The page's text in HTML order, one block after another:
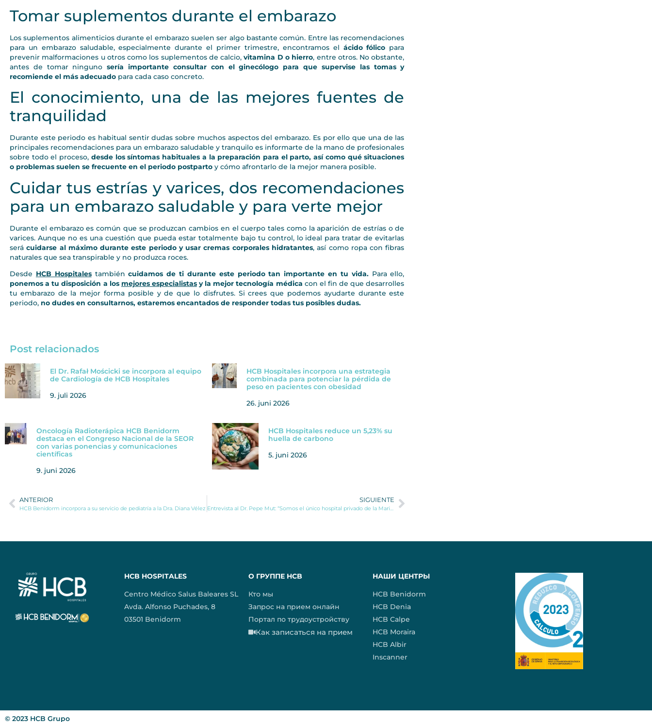
Tomar suplementos durante el embarazo
Los suplementos alimenticios durante el embarazo suelen ser algo bastante común. Entre las recomendaciones
para un embarazo saludable, especialmente durante el primer trimestre, encontramos el ácido fólico para
prevenir malformaciones u otros como los suplementos de calcio,vitamina D o hierro, entre otros. No obstante,
antes de tomar ningunosería importante consultar con el ginecólogo para que supervise las tomas y
recomiende el más adecuado para cada caso concreto.
El conocimiento, una de las mejores fuentes de
tranquilidad
Durante este periodo es habitual sentir dudas sobre muchos aspectos del embarazo. Es por ello que una de las
principales recomendaciones para un embarazo saludable y tranquilo es informarte de la mano de profesionales
sobre todo el proceso, desde los síntomas habituales a la preparación para el parto, así como qué situaciones
o problemas suelen se frecuente en el periodo postparto y cómo afrontarlo de la mejor manera posible.
Cuidar tus estrías y varices, dos recomendaciones
para un embarazo saludable y para verte mejor
Durante el embarazo es común que se produzcan cambios en el cuerpo tales como la aparición de estrías o de
varices. Aunque no es una cuestión que pueda estar totalmente bajo tu control, lo ideal para tratar de evitarlas
serácuidarse al máximo durante este periodo y usar cremas corporales hidratantes, así como ropa con fibras
naturales que sea transpirable y no produzca roces.
Desde HCB Hospitalestambiéncuidamos de ti durante este periodo tan importante en tu vida.Para ello,
ponemos a tu disposición a los mejores especialistas y la mejor tecnología médica con el fin de que desarrolles
tu embarazo de la mejor forma posible y de que lo disfrutes. Si crees que podemos ayudarte durante este
periodo, no dudes en consultarnos, estaremos encantados de responder todas tus posibles dudas.
Post relacionados
El Dr. Rafał Mościcki se incorpora al equipo
de Cardiología de HCB Hospitales
9. juli 2026
HCB Hospitales incorpora una estrategia
combinada para potenciar la pérdida de
peso en pacientes con obesidad
26. juni 2026
Oncología Radioterápica HCB Benidorm
destaca en el Congreso Nacional de la SEOR
con varias ponencias y comunicaciones
científicas
9. juni 2026
HCB Hospitales reduce un 5,23% su
huella de carbono
5. juni 2026
ANTERIOR
HCB Benidorm incorpora a su servicio de pediatría a la Dra. Diana Vélez
SIGUIENTE
HCB HOSPITALES
Centro Médico Salus Baleares SL
Avda. Alfonso Puchades, 8
03501 Benidorm
О ГРУППЕ HCB
Кто мы
Запрос на прием онлайн
Портал по трудоустройству
Как записаться на прием
НАШИ ЦЕНТРЫ
HCB Benidorm
HCB Denia
HCB Calpe
HCB Moraira
HCB Albir
Inscanner
© 2023 HCB Grupo